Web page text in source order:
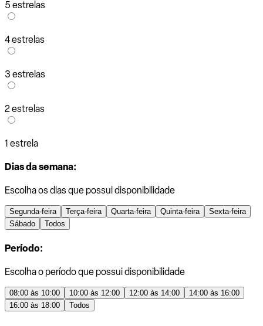
5 estrelas
4 estrelas
3 estrelas
2 estrelas
1 estrela
Dias da semana:
Escolha os dias que possui disponibilidade
Segunda-feira Terça-feira Quarta-feira Quinta-feira
Sexta-feira
Sábado
Todos
Período:
Escolha o período que possui disponibilidade
08:00 às 10:00 10:00 às 12:00 12:00 às 14:00
14:00 às 16:00
16:00 às 18:00
Todos